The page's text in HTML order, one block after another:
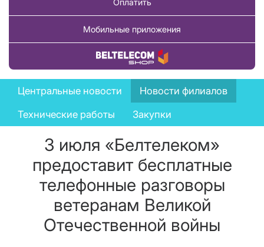
Оплатить
Мобильные приложения
Купить товар
News
menu
Центральные новости
Новости филиалов
Технические работы
Закупки
3 июля «Белтелеком»
предоставит бесплатные
телефонные разговоры
ветеранам Великой
Отечественной войны